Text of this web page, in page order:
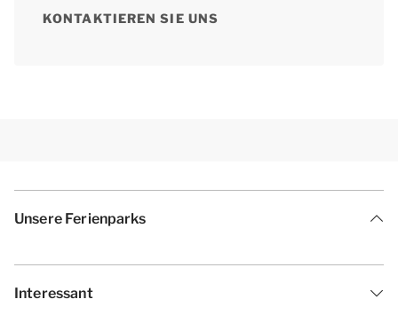
KONTAKTIEREN SIE UNS
Unsere Ferienparks
Interessant